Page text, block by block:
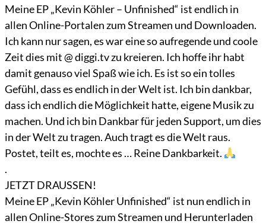
Meine EP „Kevin Köhler – Unfinished“ ist endlich in
allen Online-Portalen zum Streamen und Downloaden.
Ich kann nur sagen, es war eine so aufregende und coole
Zeit dies mit @ diggi.tv zu kreieren. Ich hoffe ihr habt
damit genauso viel Spaß wie ich. Es ist so ein tolles
Gefühl, dass es endlich in der Welt ist. Ich bin dankbar,
dass ich endlich die Möglichkeit hatte, eigene Musik zu
machen. Und ich bin Dankbar für jeden Support, um dies
in der Welt zu tragen. Auch tragt es die Welt raus.
Postet, teilt es, mochte es … Reine Dankbarkeit.
.
JETZT DRAUSSEN!
Meine EP „Kevin Köhler Unfinished“ ist nun endlich in
allen Online-Stores zum Streamen und Herunterladen